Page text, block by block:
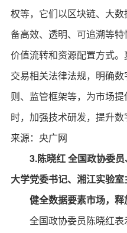
权等，它们以区块链、大
备高效、透明、可追溯等
价值流转和资源配置方式
交易相关法律法规，明确
则、监管框架等，为市场
时，加强技术研发，提升数
来源：央广网
3.陈晓红 全国政协委
大学党委书记、湘江实验室
健全数据要素市场，释
全国政协委员陈晓红表